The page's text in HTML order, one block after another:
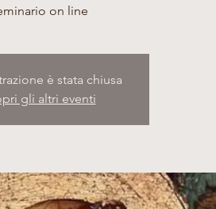
on line
è stata chiusa
gli altri eventi